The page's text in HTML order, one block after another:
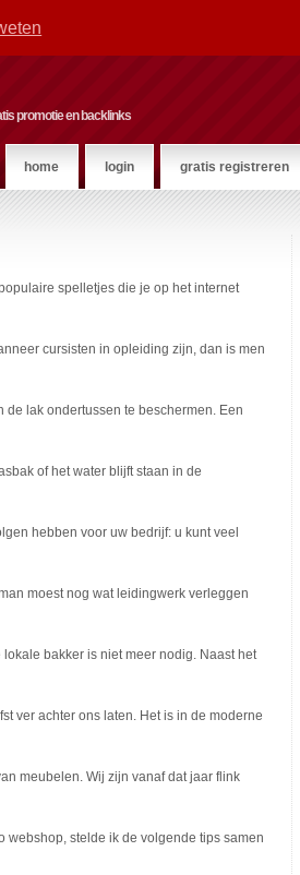
promotie en backlinks
home login gratis registreren
spelletjes die je op het internet
cursisten in opleiding zijn, dan is men
de lak ondertussen te beschermen. Een
of het water blijft staan in de
hebben voor uw bedrijf: u kunt veel
moest nog wat leidingwerk verleggen
bakker is niet meer nodig. Naast het
ver achter ons laten. Het is in de moderne
meubelen. Wij zijn vanaf dat jaar flink
webshop, stelde ik de volgende tips samen